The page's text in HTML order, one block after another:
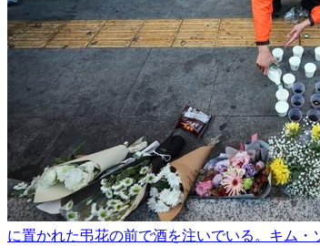
に置かれた弔花の前で酒を注いでいる。キム・